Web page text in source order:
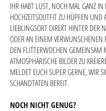
IHR HABT LUST, NOCH MAL GANZ IN
HOCHZEITSOUTFIT ZU HÜPFEN UND
LIEBLINGSORT DIREKT HINTER DER
ODER AN EINEM VERWUNSCHENEN
DEN FLITTERWOCHEN GEMEINSAM
ATMOSPHÄRISCHE BILDER ZU
MELDET EUCH SUPER GERNE, WIR
SCHANDTATEN BEREIT.
NOCH NICHT GENUG?